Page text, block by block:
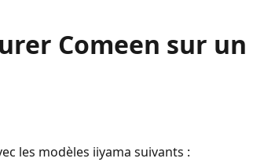
Comeen sur un
les modèles iiyama suivants :